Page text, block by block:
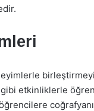
etkinliklerle